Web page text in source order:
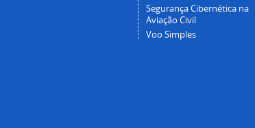
Segurança Cibernética na
Aviação Civil
Voo Simples